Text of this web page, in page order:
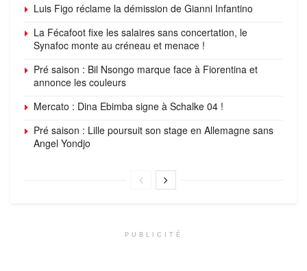
Luis Figo réclame la démission de Gianni Infantino
La Fécafoot fixe les salaires sans concertation, le
Synafoc monte au créneau et menace !
Pré saison : Bil Nsongo marque face à Fiorentina et
annonce les couleurs
Mercato : Dina Ebimba signe à Schalke 04 !
Pré saison : Lille poursuit son stage en Allemagne sans
Angel Yondjo
PUBLICITÉ